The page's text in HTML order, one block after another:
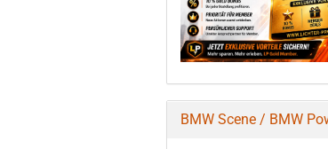
BMW Scene / BMW